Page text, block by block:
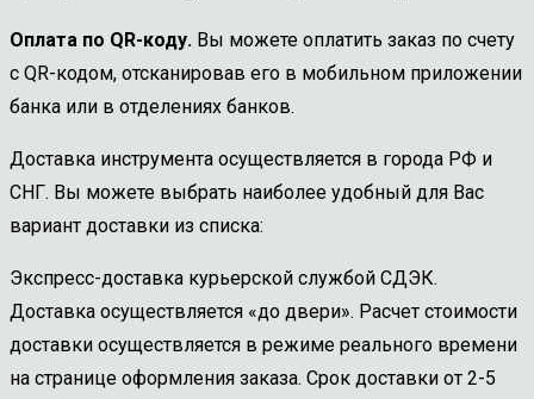
Оплата по QR-коду. Вы можете оплатить заказ по счету
с QR-кодом, отсканировав его в мобильном приложении
банка или в отделениях банков.
Доставка инструмента осуществляется в города РФ и
СНГ. Вы можете выбрать наиболее удобный для Вас
вариант доставки из списка:
Экспресс-доставка курьерской службой СДЭК.
Доставка осуществляется «до двери». Расчет стоимости
доставки осуществляется в режиме реального времени
на странице оформления заказа. Срок доставки от 2-5